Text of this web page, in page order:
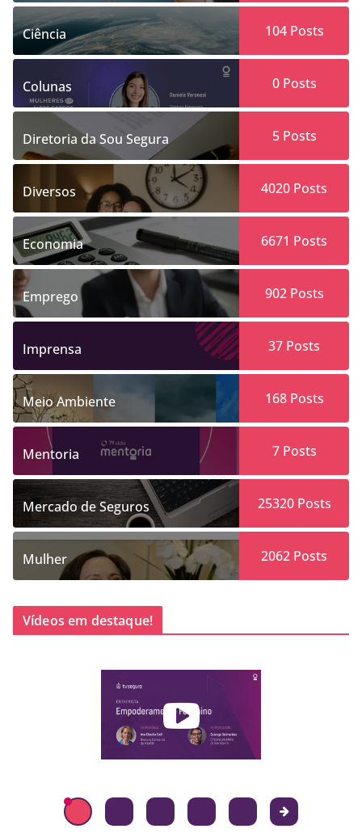
Ciência 104Posts
Colunas 0Posts
Diretoria da Sou Segura 5Posts
Diversos 4020 Posts
Economia 6671 Posts
Emprego 902Posts
Imprensa 37 Posts
Meio Ambiente 168Posts
Mentoria 7Posts
Mercado de Seguros 25320Posts
Mulher 2062 Posts
Vídeos em destaque!